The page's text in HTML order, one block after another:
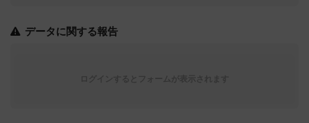
データに関する報告